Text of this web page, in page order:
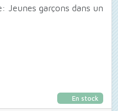
Jeunes garçons dans un
En stock